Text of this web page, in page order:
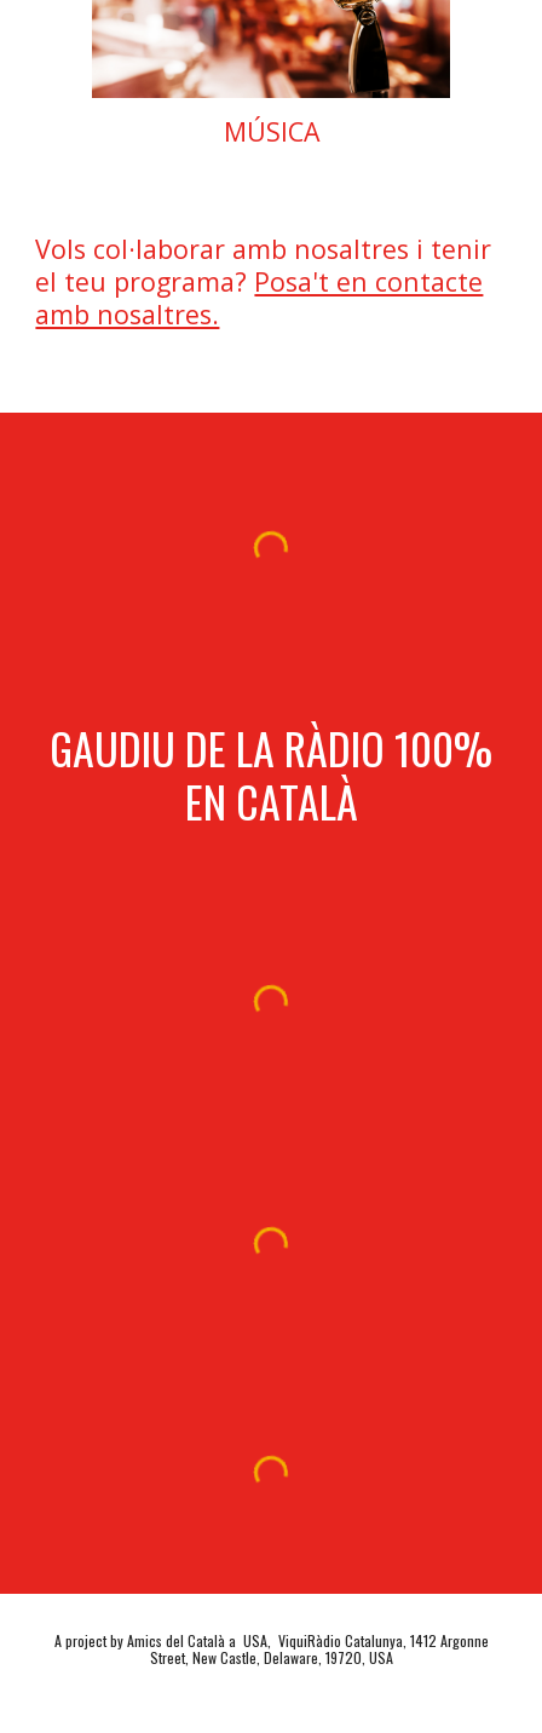
MÚSICA
Vols col·laborar amb nosaltres i tenir
el teu programa? Posa't en contacte
amb nosaltres.
GAUDIU DE LA RÀDIO 100%
EN CATALÀ
A project by Amics del Català a USA, ViquiRàdio Catalunya, 1412 Argonne
Street, New Castle, Delaware, 19720, USA